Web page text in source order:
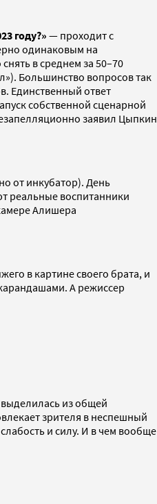
году?»— проходит с
одинаковым на
в среднем за 50–70
Большинство вопросов так
Единственный ответ
собственной сценарной
заявил Цыпкин
от инкубатор). День
реальные воспитанники
Алишера
в картине своего брата, и
А режиссер
из общей
зрителя в неспешный
и силу. И в чем вообще